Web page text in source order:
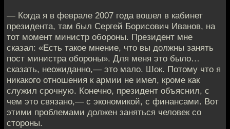
— Когда я в феврале 2007 года вошел в кабинет
президента, там был Сергей Борисович Иванов, на
тот момент министр обороны. Президент мне
сказал: «Есть такое мнение, что вы должны занять
пост министра обороны». Для меня это было…
сказать, неожиданно,— это мало. Шок. Потому что я
никакого отношения к армии не имел, кроме как
служил срочную. Конечно, президент объяснил, с
чем это связано,— с экономикой, с финансами. Вот
этими проблемами должен заняться человек со
стороны.